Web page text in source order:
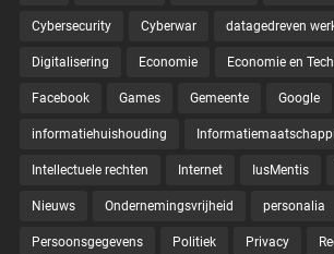
Cybersecurity Cyberwar datagedreven
Digitalisering Economie Economie en Tech
Facebook Games Gemeente Google
informatiehuishouding
Intellectuele rechten Internet IusMentis
Nieuws Ondernemingsvrijheid personalia
Persoonsgegevens Politiek Privacy